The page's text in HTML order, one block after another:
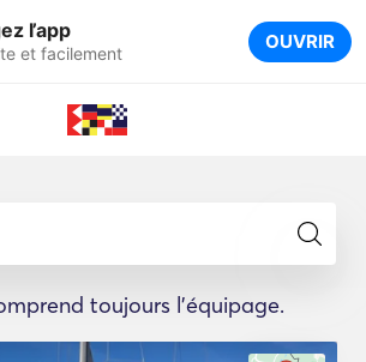
l’app
et facilement OUVRIR
toujours l'équipage.